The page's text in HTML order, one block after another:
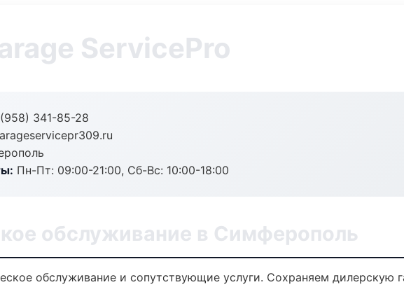
ServicePro
341-85-28
Пн-Пт: 09:00-21:00, Сб-Вс: 10:00-18:00
обслуживание в Симферополь
обслуживание и сопутствующие услуги. Сохраняем дилерскую